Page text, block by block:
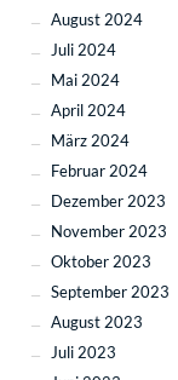
August 2024
Juli 2024
Mai 2024
April 2024
März 2024
Februar 2024
Dezember 2023
November 2023
Oktober 2023
September 2023
August 2023
Juli 2023